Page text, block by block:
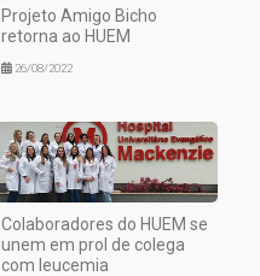
Projeto Amigo Bicho
retorna ao HUEM
26/08/2022
Colaboradores do HUEM se
unem em prol de colega
com leucemia